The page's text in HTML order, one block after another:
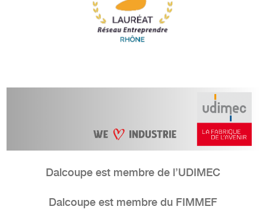
Dalcoupe est membre de l’UDIMEC
Dalcoupe est membre du FIMMEF